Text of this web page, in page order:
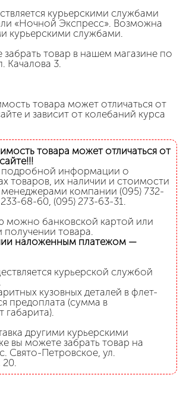
курьерскими службами
«Ночной Экспресс». Возможна
курьерскими службами.
товар в нашем магазине по
Качалова 3.
товара может отличаться от
и зависит от колебаний курса
товара может отличаться от
подробной информации о
товаров, их наличии и стоимости
менеджерами компании (095) 732-
68-60, (095) 273-63-31.
можно банковской картой или
товара.
наложенным платежом —
курьерской службой
кузовных деталей в флет-
предоплата (сумма в
габарита).
другими курьерскими
вы можете забрать товар на
Свято-Петровское, ул.
20.